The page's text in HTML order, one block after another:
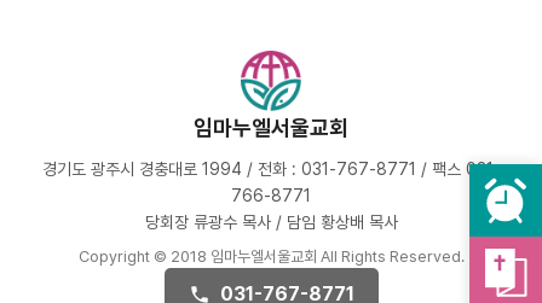
임마누엘서울교회
경기도 광주시 경충대로 1994 / 전화 : 031-767-8771 / 팩스 031-
766-8771
당회장 류광수 목사 / 담임 황상배 목사
Copyright © 2018 임마누엘서울교회 All Rights Reserved.
031-767-8771